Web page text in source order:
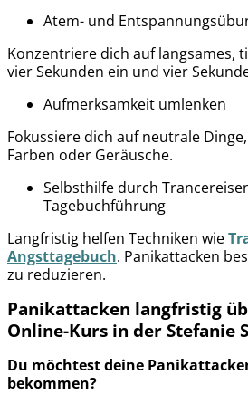
Atem- und
Konzentriere dich auf langsames,
vier Sekunden ein und vier
Aufmerksamkeit umlenken
Fokussiere dich auf neutrale
Farben oder Geräusche.
Selbsthilfe durch
Tagebuchführung
Langfristig helfen Techniken wie
Angsttagebuch. Panikattacken
zu reduzieren.
Panikattacken langfristig
Online-Kurs in der Stefanie
Du möchtest deine
bekommen?